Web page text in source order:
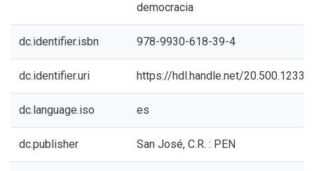
democracia
dc.identifier.isbn 978-9930-618-39-4
dc.identifier.uri https://hdl.handle.net/
dc.language.iso es
dc.publisher San José, C.R. : PEN